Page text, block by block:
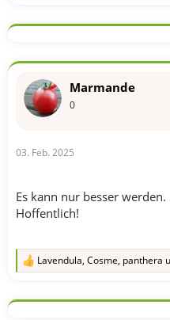
k
o
e
n
Marmande
0
03. Feb. 2025
Es kann nur besser werden.
Hoffentlich!
R
k
Lavendula, Cosme, panthera